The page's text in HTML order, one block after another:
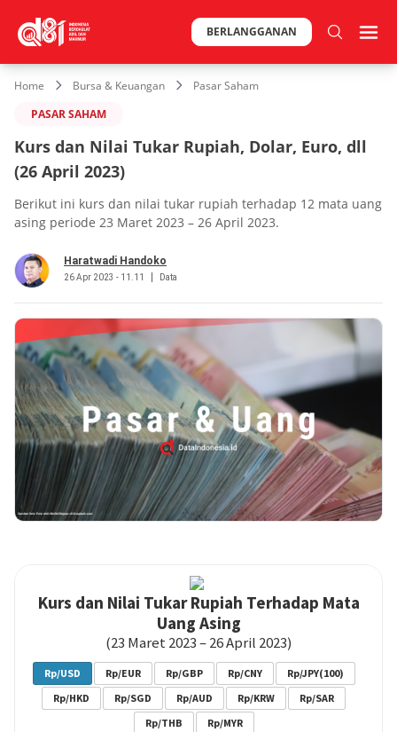
BERLANGGANAN
Home Bursa & Keuangan
Pasar Saham
PASAR SAHAM
Kurs dan Nilai Tukar Rupiah, Dolar, Euro, dll
(26 April 2023)
Berikut ini kurs dan nilai tukar rupiah terhadap 12 mata uang
asing periode 23 Maret 2023 – 26 April 2023.
Haratwadi Handoko
26 Apr 2023 - 11.11 Data